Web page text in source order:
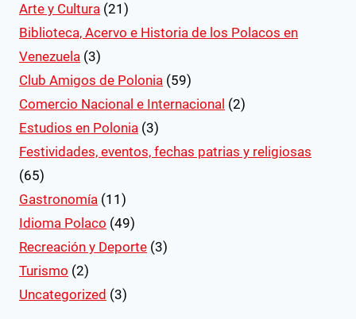
Arte y Cultura (21)
Biblioteca, Acervo e Historia de los Polacos en
Venezuela (3)
Club Amigos de Polonia (59)
Comercio Nacional e Internacional (2)
Estudios en Polonia (3)
Festividades, eventos, fechas patrias y religiosas
(65)
Gastronomía (11)
Idioma Polaco (49)
Recreación y Deporte (3)
Turismo (2)
Uncategorized (3)